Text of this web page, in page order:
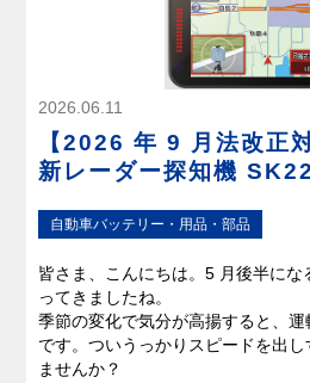
安⼼な電源設備を
あなたのもとへ
電気・電子制御
に加えてモノを
製品・サービス
私たちのブログ
2026.06.11
【2026 年 9 月法改正
新レーダー探知機
⾃動⾞バッテリー・⽤品・部品
皆さま、こんにちは。5 月後半に
ってきましたね。
季節の変化で気分が高揚すると、
です。ついうっかりスピードを出
ませんか？